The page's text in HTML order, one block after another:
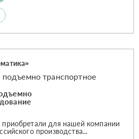
приобретали для нашей компании
производства...